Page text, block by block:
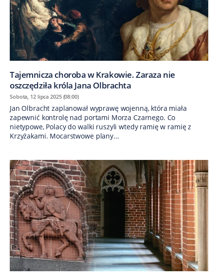
Tajemnicza choroba w Krakowie. Zaraza nie
oszczędziła króla Jana Olbrachta
Sobota, 12 lipca 2025 (08:00)
Jan Olbracht zaplanował wyprawę wojenną, która miała
zapewnić kontrolę nad portami Morza Czarnego. Co
nietypowe, Polacy do walki ruszyli wtedy ramię w ramię z
Krzyżakami. Mocarstwowe plany...